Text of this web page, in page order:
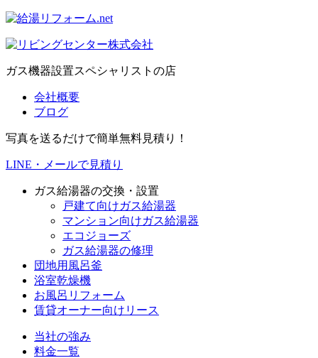
ガス機器設置スペシャリストの店
会社概要
ブログ
写真を送るだけで簡単無料見積り！
LINE・メールで見積り
ガス給湯器の交換・設置
戸建て向けガス給湯器
マンション向けガス給湯器
エコジョーズ
ガス給湯器の修理
団地用風呂釜
浴室乾燥機
お風呂リフォーム
賃貸オーナー向けリース
当社の強み
料金一覧